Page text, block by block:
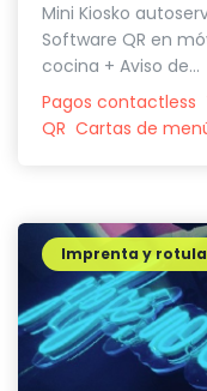
Mini Kiosko
Software QR en
cocina + Aviso de...
Pagos contactless
QR Cartas de
Imprenta y